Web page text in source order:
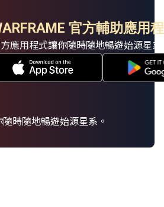
官方輔助應用
應用程式讓你隨時隨地暢遊始源星系
時隨地暢遊始源星系。